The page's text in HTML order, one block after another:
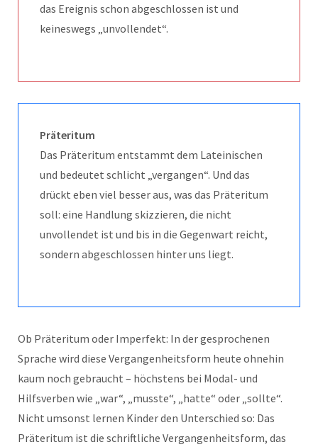
das Ereignis schon abgeschlossen ist und
keineswegs „unvollendet“.
Präteritum
Das Präteritum entstammt dem Lateinischen
und bedeutet schlicht „vergangen“. Und das
drückt eben viel besser aus, was das Präteritum
soll: eine Handlung skizzieren, die nicht
unvollendet ist und bis in die Gegenwart reicht,
sondern abgeschlossen hinter uns liegt.
Ob Präteritum oder Imperfekt: In der gesprochenen
Sprache wird diese Vergangenheitsform heute ohnehin
kaum noch gebraucht – höchstens bei Modal- und
Hilfsverben wie „war“, „musste“, „hatte“ oder „sollte“.
Nicht umsonst lernen Kinder den Unterschied so: Das
Präteritum ist die schriftliche Vergangenheitsform, das